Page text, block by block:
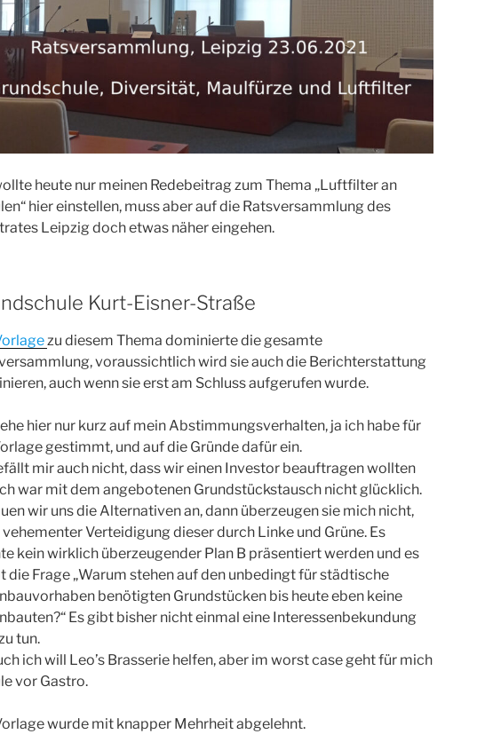
heute nur meinen Redebeitrag zum Thema „Luftfilter an
hier einstellen, muss aber auf die Ratsversammlung des
Leipzig doch etwas näher eingehen.
Kurt-Eisner-Straße
zu diesem Thema dominierte die gesamte
voraussichtlich wird sie auch die Berichterstattung
auch wenn sie erst am Schluss aufgerufen wurde.
hier nur kurz auf mein Abstimmungsverhalten, ja ich habe für
gestimmt, und auf die Gründe dafür ein.
mir auch nicht, dass wir einen Investor beauftragen wollten
war mit dem angebotenen Grundstückstausch nicht glücklich.
wir uns die Alternativen an, dann überzeugen sie mich nicht,
Verteidigung dieser durch Linke und Grüne. Es
kein wirklich überzeugender Plan B präsentiert werden und es
die Frage „Warum stehen auf den unbedingt für städtische
benötigten Grundstücken bis heute eben keine
Es gibt bisher nicht einmal eine Interessenbekundung
tun.
ich will Leo’s Brasserie helfen, aber im worst case geht für mich
vor Gastro.
wurde mit knapper Mehrheit abgelehnt.